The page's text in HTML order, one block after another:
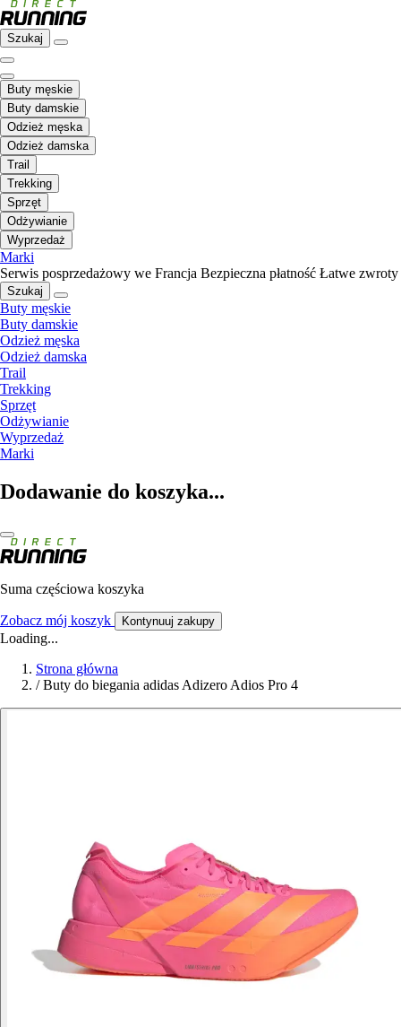
Szukaj
Buty męskie
Buty damskie
Odzież męska
Odzież damska
Trail
Trekking
Sprzęt
Odżywianie
Wyprzedaż
Marki
Serwis posprzedażowy we Francja Bezpieczna płatność Łatwe zwroty
Szukaj
Buty męskie
Buty damskie
Odzież męska
Odzież damska
Trail
Trekking
Sprzęt
Odżywianie
Wyprzedaż
Marki
Dodawanie do koszyka...
Suma częściowa koszyka
Zobacz mój koszyk Kontynuuj zakupy
Loading...
Strona główna
/ Buty do biegania adidas Adizero Adios Pro 4